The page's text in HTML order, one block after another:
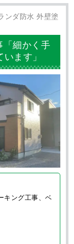
細かく手
ます」
キング工事、ベ